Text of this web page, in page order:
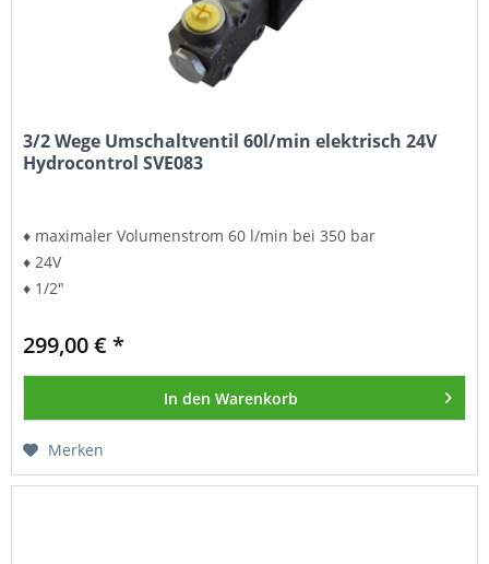
3/2 Wege Umschaltventil 60l/min elektrisch 24V
Hydrocontrol SVE083
♦ maximaler Volumenstrom 60 l/min bei 350 bar
♦ 24V
♦ 1/2"
299,00 € *
In den Warenkorb
Merken